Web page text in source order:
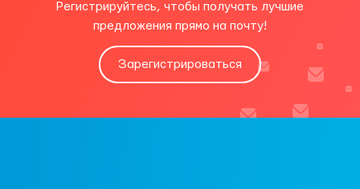
Регистрируйтесь, чтобы получать лучшие
предложения прямо на почту!
Зарегистрироваться